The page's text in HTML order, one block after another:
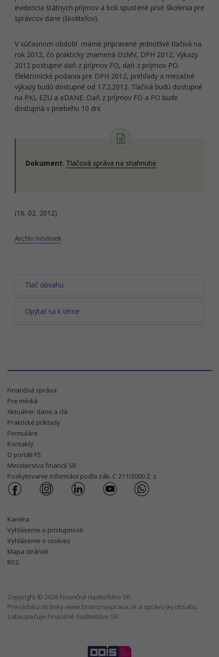
evidencia štátnych príjmov a boli spustené prvé školenia pre
správcov dane (školiteľov).
V súčasnom období máme pripravené jednotlivé tlačivá na
rok 2012, čo prakticky znamená DzMV, DPH 2012, Výkazy
2012 postupne daň z príjmov FO, daň z príjmov PO.
Elektronické podania pre DPH 2012, prehľady a mesačné
výkazy budú dostupné od 17.2.2012. Tlačivá budú dostupné
na PKI, EZU a eDANE. Daň z príjmov FO a PO bude
dostupná v priebehu 10 dní.
Dokument: Tlačová správa na stiahnutie
(16. 02. 2012)
Archív noviniek
Tlač obsahu
Opýtať sa k téme
Finančná správa
Pre médiá
Aktuálne: dane a clá
Praktické príklady
Formuláre
Kontakty
O portáli FS
Ministerstvo financií SR
Poskytovanie informácií podľa zák. č. 211/2000 Z. z.
Kariéra
Vyhlásenie o prístupnosti
Vyhlásenie o cookies
Mapa stránok
RSS
Copyright © 2026 Finančné riaditeľstvo SR
Prevádzku stránky www.financnasprava.sk a správu jej obsahu
zabezpečuje Finančné riaditeľstvo SR